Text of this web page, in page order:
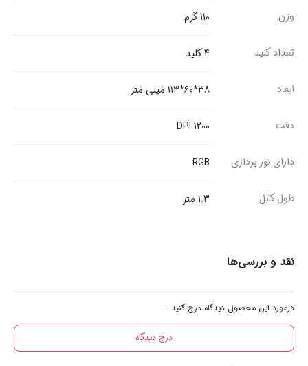
وزن 110 گرم
تعداد كليد 4 كليد
ابعاد 38*60*113 ميلى متر
دقت 1200 DPI
دارای نور پردازى RGB
طول كابل 1.3 متر
نقد و بررسی‌ها
درمورد این محصول دیدگاه درج کنید.
درج دیدگاه